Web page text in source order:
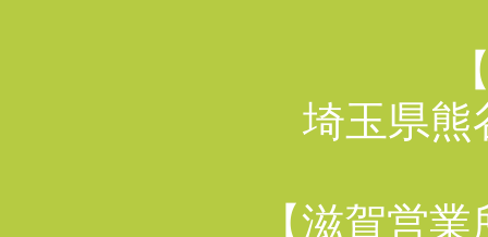
埼玉県熊
【滋賀営